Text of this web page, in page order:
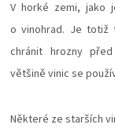
V horké zemi, jako
o vinohrad. Je totiž
chránit hrozny
většině vinic se
Některé ze starších